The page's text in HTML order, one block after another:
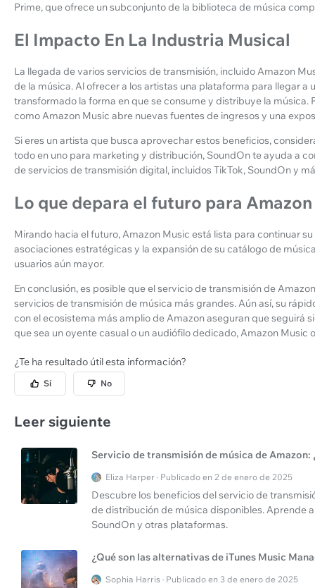
Prime, que ofrece un subconjunto de la biblioteca de música
El Impacto En La Industria Musical
La llegada de varios servicios de transmisión, incluido Amazon
de la música. Al ofrecer a los artistas una plataforma para llegar a
transformado la forma en que se consume y distribuye la
como Amazon Music abre nuevas fuentes de ingresos y una
Si eres un artista que busca aprovechar estos beneficios,
todo en uno para marketing y distribución, SoundOn te ayuda a
de servicios de transmisión digital, incluidos TikTok, SoundOn y
Lo que depara el futuro para
Mirando hacia el futuro, Amazon Music está lista para continuar
asociaciones estratégicas y la expansión de su catálogo de
usuarios aún mayor.
En conclusión, es posible que el servicio de transmisión de
servicios de transmisión de música más grandes. Aún así, su
con el ecosistema más amplio de Amazon aseguran que seguirá
que sea un oyente casual o un audiófilo dedicado, Amazon Music
¿Te ha resultado útil esta información?
Sí No
Leer siguiente
Servicio de transmisión de música de
Eliza Harper · Publicado en 2 de enero de 2025
Descubre los beneficios del servicio de
de distribución de música disponibles. Aprende
SoundOn y otras plataformas.
¿Qué son las alternativas de iTunes Music
Sophia Harris · Publicado en 3 de enero de 2025